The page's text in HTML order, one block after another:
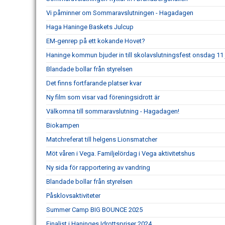
Vi påminner om Sommaravslutningen - Hagadagen
Haga Haninge Baskets Julcup
EM-genrep på ett kokande Hovet?
Haninge kommun bjuder in till skolavslutningsfest onsdag 11
Blandade bollar från styrelsen
Det finns fortfarande platser kvar
Ny film som visar vad föreningsidrott är
Välkomna till sommaravslutning - Hagadagen!
Biokampen
Matchreferat till helgens Lionsmatcher
Möt våren i Vega. Familjelördag i Vega aktivitetshus
Ny sida för rapportering av vandring
Blandade bollar från styrelsen
Påsklovsaktiviteter
Summer Camp BIG BOUNCE 2025